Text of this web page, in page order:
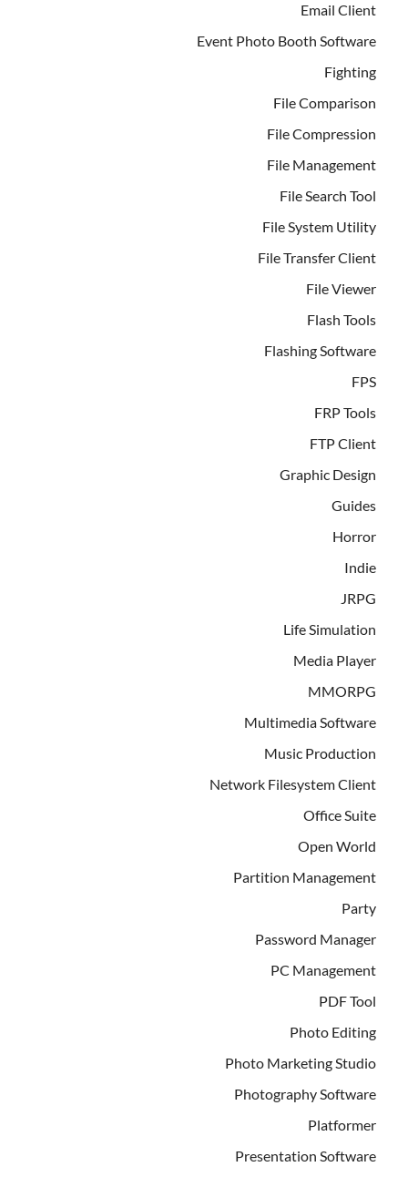
Email Client
Event Photo Booth Software
Fighting
File Comparison
File Compression
File Management
File Search Tool
File System Utility
File Transfer Client
File Viewer
Flash Tools
Flashing Software
FPS
FRP Tools
FTP Client
Graphic Design
Guides
Horror
Indie
JRPG
Life Simulation
Media Player
MMORPG
Multimedia Software
Music Production
Network Filesystem Client
Office Suite
Open World
Partition Management
Party
Password Manager
PC Management
PDF Tool
Photo Editing
Photo Marketing Studio
Photography Software
Platformer
Presentation Software